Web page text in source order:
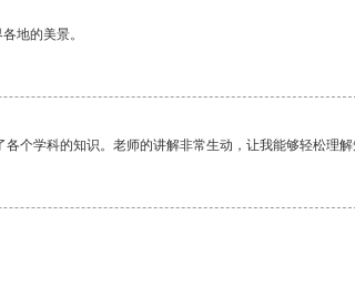
地的美景。
个学科的知识。老师的讲解非常生动，让我能够轻松理解